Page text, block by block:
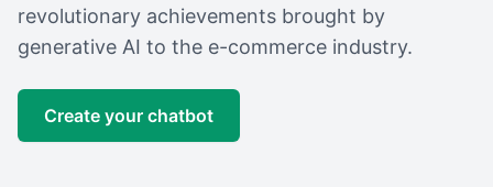
revolutionary achievements brought by
generative AI to the e-commerce industry.
Create your chatbot